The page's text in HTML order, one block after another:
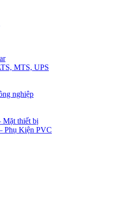
MTS, UPS
nghiệp
Mặt thiết bị
Phụ Kiện PVC